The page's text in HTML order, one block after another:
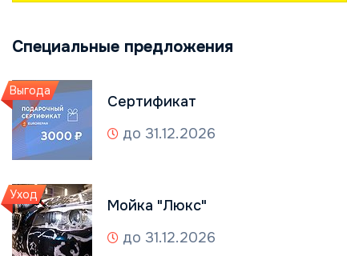
Специальные предложения
Выгода
Сертификат
до 31.12.2026
Уход
Мойка "Люкс"
до 31.12.2026